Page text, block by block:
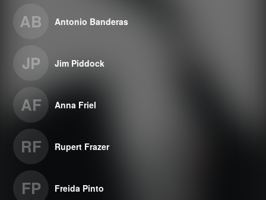
AB Antonio Banderas
JP Jim Piddock
AF Anna Friel
RF Rupert Frazer
FP Freida Pinto